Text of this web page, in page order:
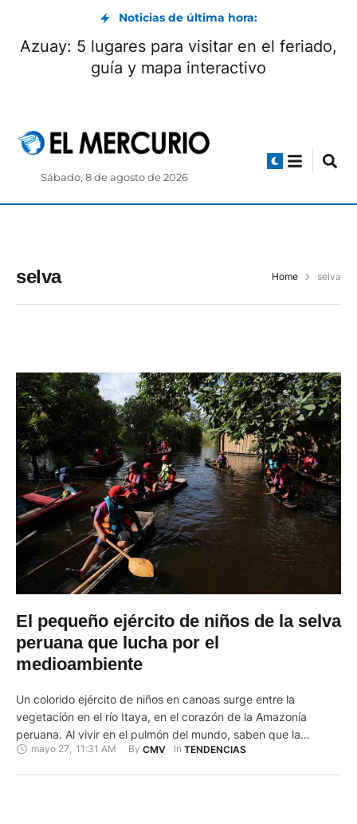
Noticias de última hora:
Azuay: 5 lugares para visitar en el feriado,
guía y mapa interactivo
Sábado, 8 de agosto de 2026
selva Home selva
El pequeño ejército de niños de la selva
peruana que lucha por el
medioambiente
Un colorido ejército de niños en canoas surge entre la
vegetación en el río Itaya, en el corazón de la Amazonía
peruana. Al vivir en el pulmón del mundo, saben que la
deforestación y el cambio climático no son sólo fenómenos
mayo 27, 11:31 AM By CMV In TENDENCIAS